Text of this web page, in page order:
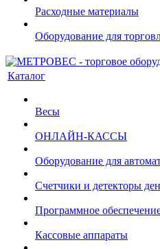
Расходные материалы
Оборудование для
Каталог
Весы
ОНЛАЙН-КАССЫ
Оборудование для
Счетчики и детекторы
Программное
Кассовые аппараты